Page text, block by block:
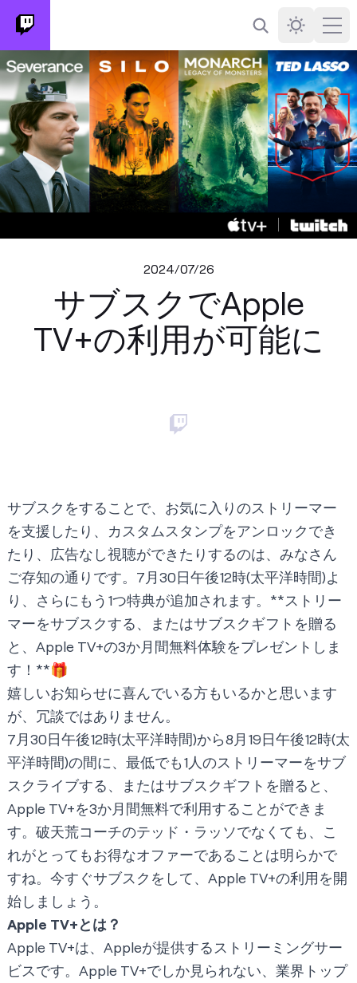
検索
Darkmode
2024/07/26
サブスクでApple
TV+の利用が可能に
サブスクをすることで、お気に入りのストリーマー
を支援したり、カスタムスタンプをアンロックでき
たり、広告なし視聴ができたりするのは、みなさん
ご存知の通りです。7月30日午後12時(太平洋時間)よ
り、さらにもう1つ特典が追加されます。**ストリー
マーをサブスクする、またはサブスクギフトを贈る
と、Apple TV+の3か月間無料体験をプレゼントしま
す！**🎁
嬉しいお知らせに喜んでいる方もいるかと思います
が、冗談ではありません。
7月30日午後12時(太平洋時間)から8月19日午後12時(太
平洋時間)の間に、最低でも1人のストリーマーをサブ
スクライブする、またはサブスクギフトを贈ると、
Apple TV+を3か月間無料で利用することができま
す。破天荒コーチのテッド・ラッソでなくても、こ
れがとってもお得なオファーであることは明らかで
すね。今すぐサブスクをして、Apple TV+の利用を開
始しましょう。
Apple TV+とは？
Apple TV+は、Appleが提供するストリーミングサー
ビスです。Apple TV+でしか見られない、業界トップ